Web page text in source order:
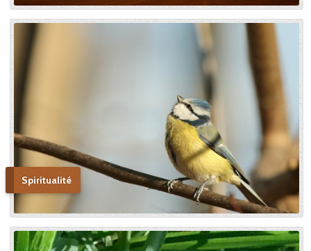
autels, mais l’instrument dont
le bon Dieu s’était servi pour
montrer aux âmes “la voie de
l’enfance spirituelle” afin qu’il
produise tout l’effet pour
lequel il avait été créé. » En
promulguant le décret sur
l’héroïcité des vertus de
Thérèse, le pape Benoît XV
saluera cette « voie de la
confiance et de l’abandon ».
Bonne lecture pour aller de
découvertes en découvertes.
« Autobiographie de la sœur
et novice de la Petite
Thérèse. Histoire d’un tison
arraché du feu. » Edition du
Carmel. 386 pages. 20 Euros
Spiritualité